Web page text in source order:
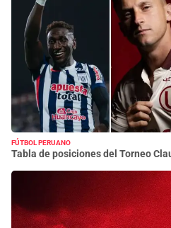
FÚTBOL PERUANO
Tabla de posiciones del Torneo